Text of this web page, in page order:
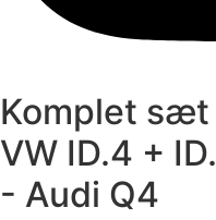
Komplet
VW ID.4 +
- Audi Q4